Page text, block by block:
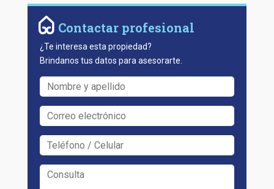
Contactar profesional
¿Te interesa esta propiedad?
Brindanos tus datos para asesorarte.